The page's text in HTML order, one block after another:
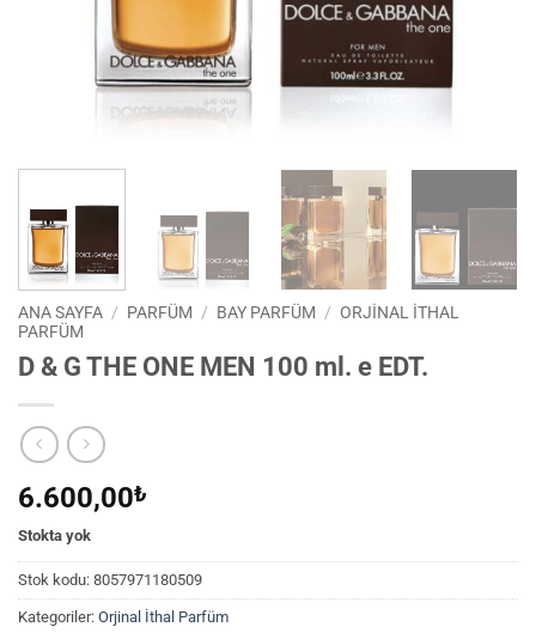
ANA SAYFA / PARFÜM / BAY PARFÜM / ORJINAL İTHAL
PARFÜM
D & G THE ONE MEN 100 ml. e EDT.
6.600,00₺
Stokta yok
Stok kodu: 8057971180509
Kategoriler: Orjinal İthal Parfüm